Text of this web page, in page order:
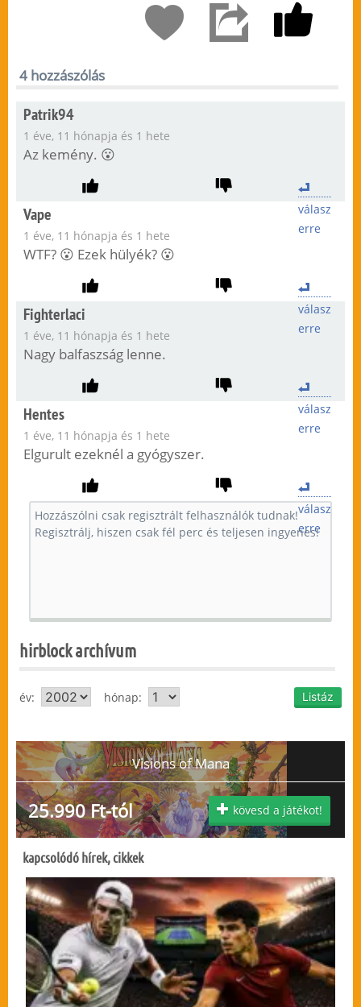
4 hozzászólás
Patrik94
1 éve, 11 hónapja és 1 hete
Az kemény. 😮
válasz
erre
Vape
1 éve, 11 hónapja és 1 hete
WTF? 😮 Ezek hülyék? 😮
válasz
erre
Fighterlaci
1 éve, 11 hónapja és 1 hete
Nagy balfaszság lenne.
válasz
erre
Hentes
1 éve, 11 hónapja és 1 hete
Elgurult ezeknél a gyógyszer.
válasz
erre
hirblock archívum
év: hónap:
Visions of Mana
25.990 Ft-tól kövesd a játékot!
kapcsolódó hírek, cikkek